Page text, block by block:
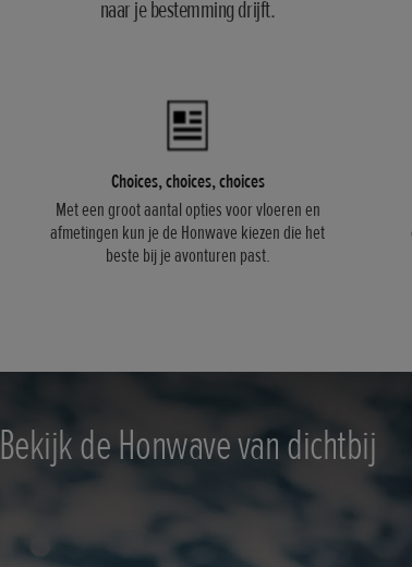
naar je bestemming drijft.
Choices, choices, choices
Met een groot aantal opties voor vloeren en
afmetingen kun je de Honwave kiezen die het
beste bij je avonturen past.
Bekijk de Honwave van dichtbij